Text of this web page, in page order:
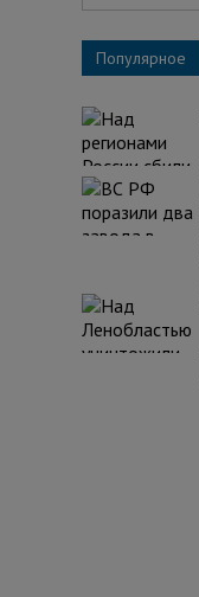
Популярное